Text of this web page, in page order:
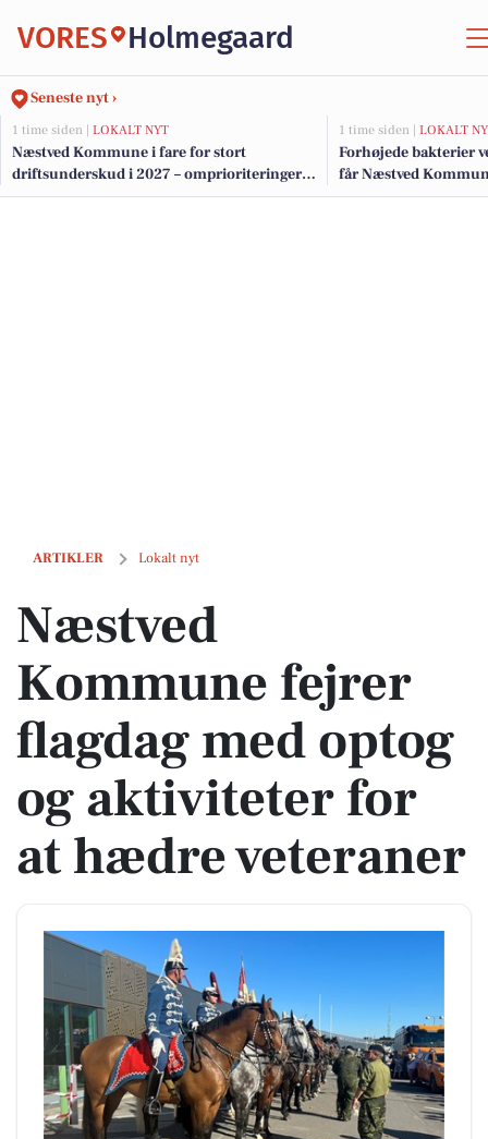
VORES Holmegaard
Seneste nyt ›
1 time siden | LOKALT NYT
Næstved Kommune i fare for stort
driftsunderskud i 2027 – omprioriteringer
på vej for at bevare velfærden
1 time siden | LOKALT
Forhøjede bakterier
får Næstved
badning ved Præstø
ARTIKLER Lokalt nyt
Næstved Kommune fejrer flagdag med optog og aktiviteter for at
Næstved
Kommune fejrer
flagdag med optog
og aktiviteter for
at hædre veteraner